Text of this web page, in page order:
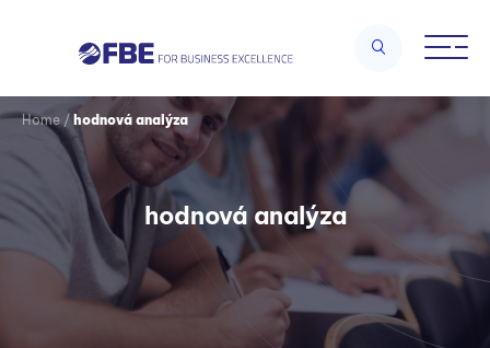
hodnová analýza
Home / hodnová analýza